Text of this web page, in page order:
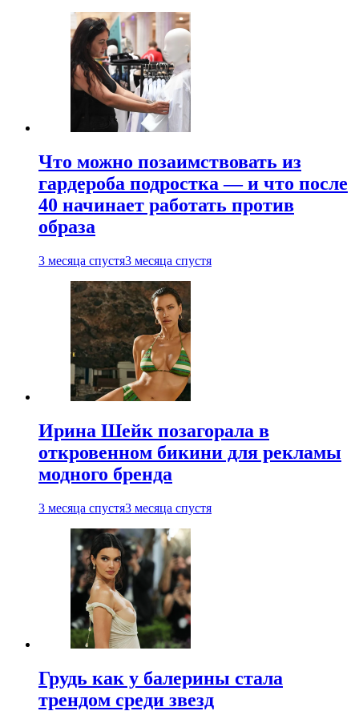
Что можно позаимствовать из
гардероба подростка — и что после
40 начинает работать против
образа
3 месяца спустя3 месяца спустя
Ирина Шейк позагорала в
откровенном бикини для рекламы
модного бренда
3 месяца спустя3 месяца спустя
Грудь как у балерины стала
трендом среди звезд